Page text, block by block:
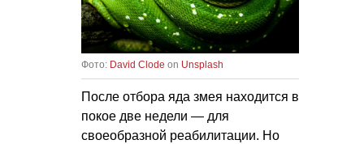
Фото: David Clode on Unsplash
После отбора яда змея находится в
покое две недели — для
своеобразной реабилитации. Но